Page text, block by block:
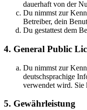
dauerhaft von der
Du nimmst zur
Betreiber, dein
Du gestattest dem
4. General Public
Du nimmst zur
deutschsprachige
verwendet wird. Sie
5. Gewährleistung